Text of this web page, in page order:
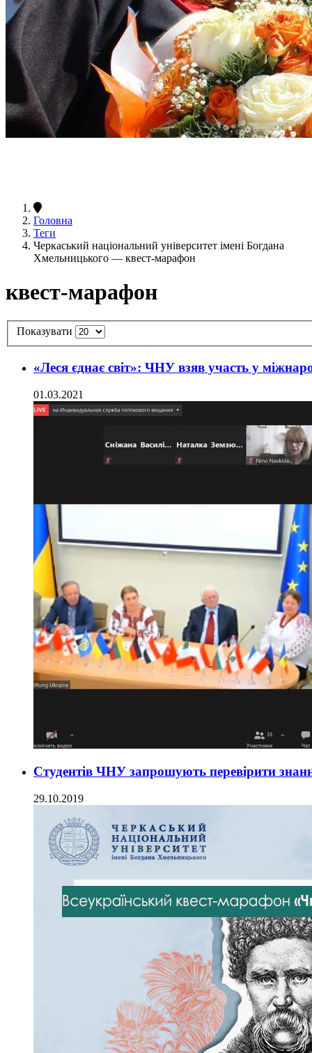
Головна
Теги
Черкаський національний університет імені Богдана
Хмельницького — квест-марафон
квест-марафон
Показувати
«Леся єднає світ»: ЧНУ взяв участь у
01.03.2021
Студентів ЧНУ запрошують перевірити
29.10.2019